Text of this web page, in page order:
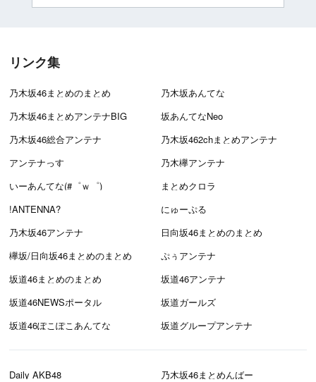
リンク集
乃木坂46まとめのまとめ
乃木坂あんてな
乃木坂46まとめアンテナBIG
坂あんてなNeo
乃木坂46総合アンテナ
乃木坂462chまとめアンテナ
アンテナっす
乃木欅アンテナ
いーあんてな(#゜ｗ゜)
まとめクロラ
!ANTENNA?
にゅーぷる
乃木坂46アンテナ
日向坂46まとめのまとめ
欅坂/日向坂46まとめのまとめ
ぷぅアンテナ
坂道46まとめのまとめ
坂道46アンテナ
坂道46NEWSポータル
坂道ガールズ
坂道46ぽこぽこあんてな
坂道グループアンテナ
Daily AKB48
乃木坂46まとめんばー